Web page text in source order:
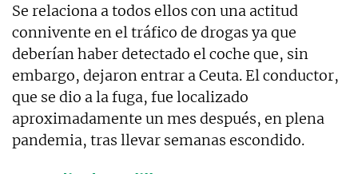
Se relaciona a todos ellos con una actitud
connivente en el tráfico de drogas ya que
deberían haber detectado el coche que, sin
embargo, dejaron entrar a Ceuta. El conductor,
que se dio a la fuga, fue localizado
aproximadamente un mes después, en plena
pandemia, tras llevar semanas escondido.